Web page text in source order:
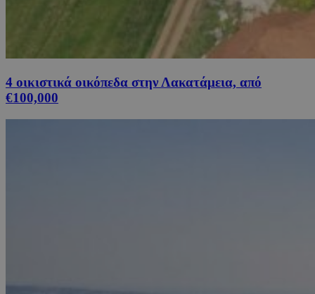
4 οικιστικά οικόπεδα στην Λακατάμεια, από
€100,000